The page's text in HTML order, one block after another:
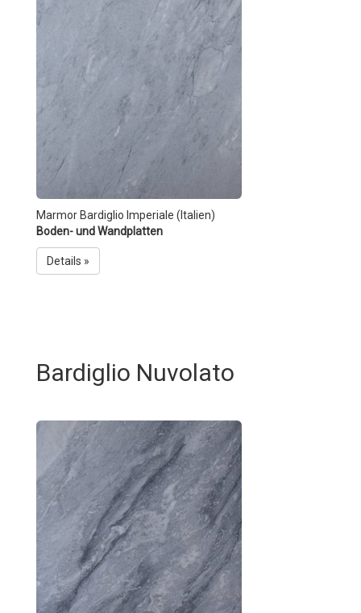
Marmor Bardiglio Imperiale (Italien)
Boden- und Wandplatten
Details »
Bardiglio Nuvolato